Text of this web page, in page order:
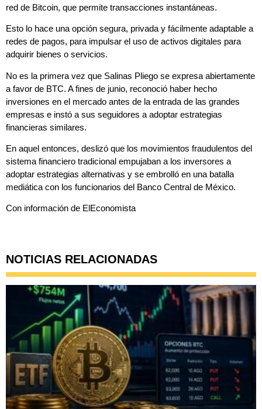
red de Bitcoin, que permite transacciones instantáneas.
Esto lo hace una opción segura, privada y fácilmente adaptable a
redes de pagos, para impulsar el uso de activos digitales para
adquirir bienes o servicios.
No es la primera vez que Salinas Pliego se expresa abiertamente
a favor de BTC. A fines de junio, reconoció haber hecho
inversiones en el mercado antes de la entrada de las grandes
empresas e instó a sus seguidores a adoptar estrategias
financieras similares.
En aquel entonces, deslizó que los movimientos fraudulentos del
sistema financiero tradicional empujaban a los inversores a
adoptar estrategias alternativas y se embrolló en una batalla
mediática con los funcionarios del Banco Central de México.
Con información de ElEconomista
NOTICIAS RELACIONADAS